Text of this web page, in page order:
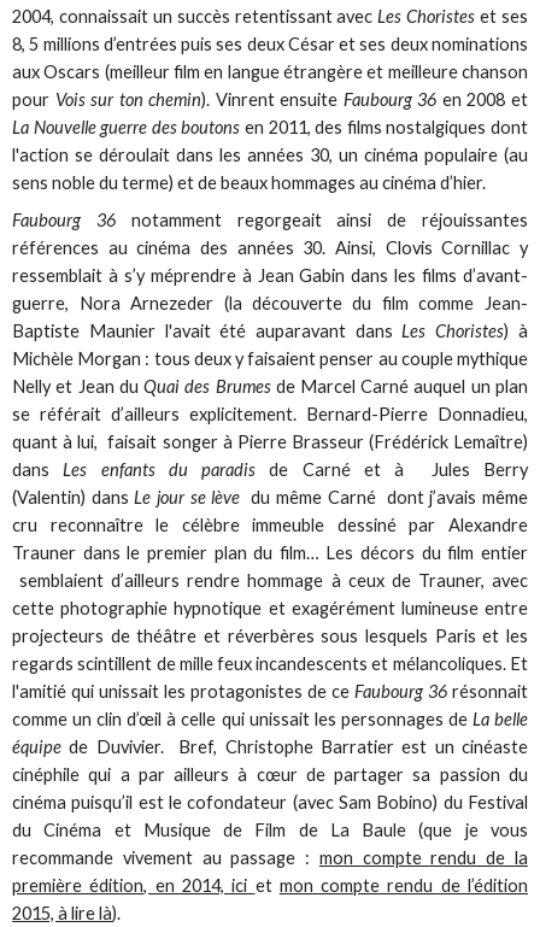
2004, connaissait un succès retentissant avecLes Choristes et ses
8, 5 millions d’entrées puis ses deux César et ses deux nominations
aux Oscars (meilleur film en langue étrangère et meilleure chanson
pour Vois sur ton chemin). Vinrent ensuite Faubourg 36 en 2008 et
La Nouvelle guerre des boutons en 2011, des films nostalgiques dont
l'action se déroulait dans les années 30, un cinéma populaire (au
sens noble du terme) et de beaux hommages au cinéma d’hier.
Faubourg 36notamment regorgeait ainsi de réjouissantes
références au cinéma des années 30. Ainsi, Clovis Cornillac y
ressemblait à s’y méprendre à Jean Gabin dans les films d’avant-
guerre, Nora Arnezeder (la découverte du film comme Jean-
Baptiste Maunier l'avait été auparavant dansLes Choristes) à
Michèle Morgan : tous deux y faisaient penser au couple mythique
Nelly et Jean duQuai des Brumesde Marcel Carné auquel un plan
se référait d’ailleurs explicitement. Bernard-Pierre Donnadieu,
quant à lui, faisait songer à Pierre Brasseur (Frédérick Lemaître)
dansLes enfants du paradis de Carné et à Jules Berry
(Valentin) dansLe jour se lève du même Carné dont j’avais même
cru reconnaître le célèbre immeuble dessiné par Alexandre
Trauner dans le premier plan du film… Les décors du film entier
semblaient d’ailleurs rendre hommage à ceux de Trauner, avec
cette photographie hypnotique et exagérément lumineuse entre
projecteurs de théâtre et réverbères sous lesquels Paris et les
regards scintillent de mille feux incandescents et mélancoliques. Et
l'amitié qui unissait les protagonistes de ce Faubourg 36 résonnait
comme un clin d’œil à celle qui unissait les personnages de La belle
équipe de Duvivier. Bref, Christophe Barratier est un cinéaste
cinéphile qui a par ailleurs à cœur de partager sa passion du
cinéma puisqu’il est le cofondateur (avec Sam Bobino) du Festival
du Cinéma et Musique de Film de La Baule (que je vous
recommande vivement au passage : mon compte rendu de la
première édition, en 2014, ici et mon compte rendu de l’édition
2015, à lire là).